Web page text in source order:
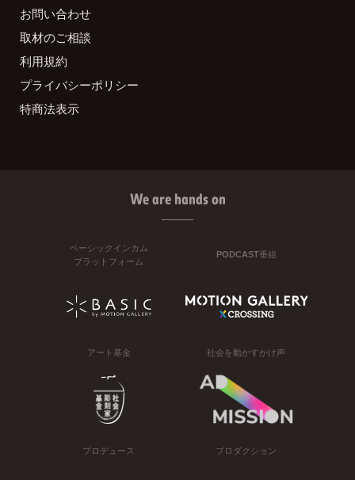
お問い合わせ
取材のご相談
利用規約
プライバシーポリシー
特商法表示
We are hands on
ベーシックインカム
プラットフォーム
PODCAST番組
アート基金 社会を動かすかけ声
プロデュース プロダクション